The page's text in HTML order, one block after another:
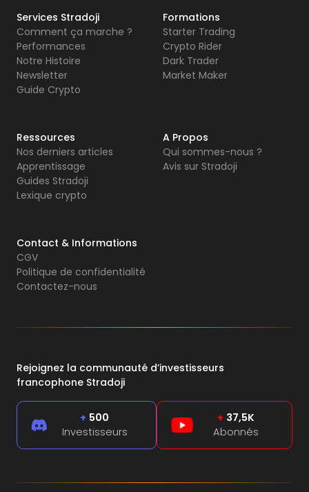
Services Stradoji
Comment ça marche ?
Performances
Notre Histoire
Newsletter
Guide Crypto
Formations
Starter Trading
Crypto Rider
Dark Trader
Market Maker
Ressources
Nos derniers articles
Apprentissage
Guides Stradoji
Lexique crypto
A Propos
Qui sommes-nous ?
Avis sur Stradoji
Contact & Informations
CGV
Politique de confidentialité
Contactez-nous
Rejoignez la communauté d’investisseurs
francophone Stradoji
+ 500
Investisseurs
+ 37,5K
Abonnés